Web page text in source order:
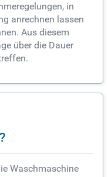
in
anrechnen lassen
Aus diesem
über die Dauer
Waschmaschine